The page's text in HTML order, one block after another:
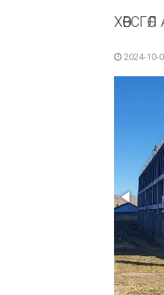
2024-10-